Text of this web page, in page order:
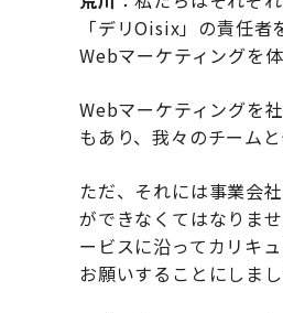
「デリOisix」の責任
Webマーケティングを
Webマーケティングを
もあり、我々のチーム
ただ、それには事業会
ができなくてはなりま
ービスに沿ってカリキ
お願いすることにしまし